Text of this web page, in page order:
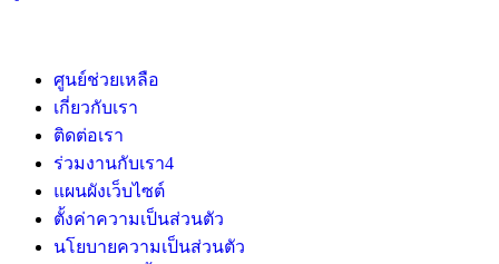
ศูนย์ช่วยเหลือ
เกี่ยวกับเรา
ติดต่อเรา
ร่วมงานกับเรา4
แผนผังเว็บไซต์
ตั้งค่าความเป็นส่วนตัว
นโยบายความเป็นส่วนตัว